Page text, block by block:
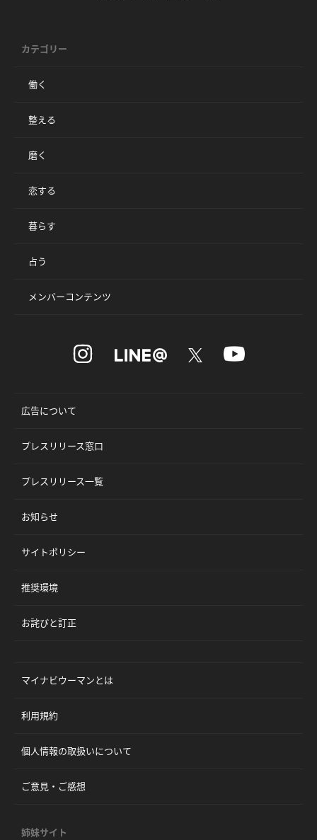
カテゴリー
働く
整える
磨く
恋する
暮らす
占う
メンバーコンテンツ
広告について
プレスリリース窓口
プレスリリース一覧
お知らせ
サイトポリシー
推奨環境
お詫びと訂正
マイナビウーマンとは
利用規約
個人情報の取扱いについて
ご意見・ご感想
姉妹サイト